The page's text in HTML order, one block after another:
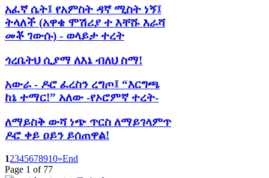
አፈኛ ሴት፤ የአምስት ዳኛ ሚስት ነኝ፤
ትላለች (አዋቄ ሞሽሪያ ተ እቸሹ እራሻ
መቾ ገውሱ) - ወላይታ ተረት
ጎረቤትህ ሲያማ ለእኔ ብለህ ስማ!
አውራ - ዶሮ ፈረስን ረግጦ፤ “እርግጫ
ከኔ ተማር!” አለው -የኦሮምኛ ተረት-
ለማይስቅ ውሻ ነጭ ጥርስ ለማይገላምጥ
ዶሮ ቀይ ዐይን ይሰጠዋል!
12345678910»End
Page 1 of 77